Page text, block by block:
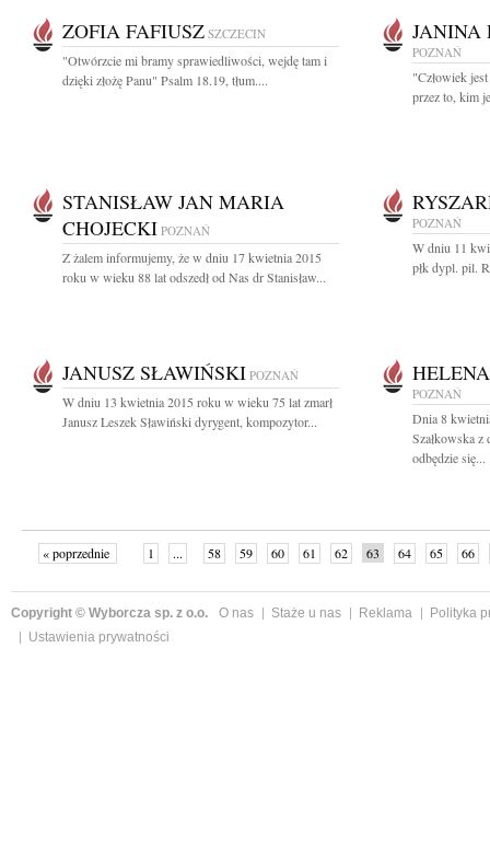
ZOFIA FAFIUSZ SZCZECIN
"Otwórzcie mi bramy sprawiedliwości, wejdę tam i
dzięki złożę Panu" Psalm 18.19, tłum....
JANINA
POZNAŃ
"Człowiek
przez to, kim
STANISŁAW JAN MARIA
CHOJECKI POZNAŃ
Z żalem informujemy, że w dniu 17 kwietnia 2015
roku w wieku 88 lat odszedł od Nas dr Stanisław...
POZNAŃ
W dniu 11
płk dypl. pil.
JANUSZ SŁAWIŃSKI POZNAŃ
W dniu 13 kwietnia 2015 roku w wieku 75 lat zmarł
Janusz Leszek Sławiński dyrygent, kompozytor...
POZNAŃ
Dnia 8
Szałkowska
odbędzie się...
« poprzednie 1 ... 58 59 60 61 62 63 64 65
66
Copyright © Wyborcza sp. z o.o. O nas Staże u nas Reklama
Polityka
Ustawienia prywatności